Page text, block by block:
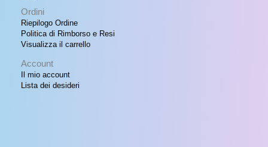
Ordini
Riepilogo Ordine
Politica di Rimborso e Resi
Visualizza il carrello
Account
Il mio account
Lista dei desideri